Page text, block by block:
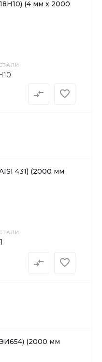
(4 мм х 2000
431) (2000 мм
(2000 мм